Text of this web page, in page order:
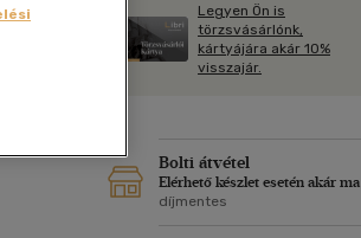
Kártya
Képeslap
Naptár
Legyen Ön is
törzsvásárlónk,
kártyájára akár 10%
visszajár.
Bolti átvétel
Elérhető készlet esetén akár ma
díjmentes